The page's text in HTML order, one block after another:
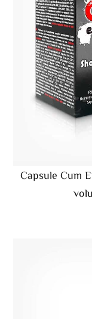
Capsule Cum